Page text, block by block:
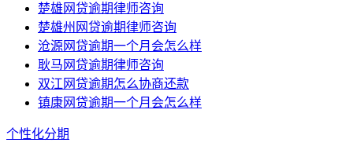
楚雄网贷逾期律师咨询
楚雄州网贷逾期律师咨询
沧源网贷逾期一个月会怎么样
耿马网贷逾期律师咨询
双江网贷逾期怎么协商还款
镇康网贷逾期一个月会怎么样
个性化分期